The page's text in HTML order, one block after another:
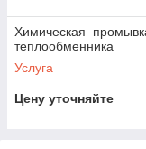
Наша
Химическая
теплообменника
Услуга
Цену уточняйте